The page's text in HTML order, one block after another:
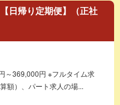
日帰り定期便】（正社
～369,000円 ※フルタイム求
額）、パート求人の場...